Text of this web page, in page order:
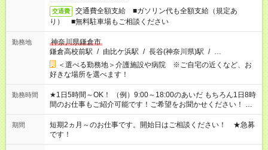
交通費
交通費全額支給 ■ガソリン代も全額支給（規定あ
り） ■無料駐車場もご相談ください
勤務地
神奈川県鎌倉市
鎌倉高校前駅 / 由比ケ浜駅 / 長谷(神奈川県)駅 / …
＜選べる勤務地＞介護施設や病院 ※ご自宅の近くなど、お
好きな場所を選べます！
勤務時間
★1日5時間～OK！ （例）9:00～18:00のあいだ もちろん1日8時
間のお仕事もご紹介可能です！ご希望をお聞かせください！ ★
家庭の都合でお休みが必要な場合も遠慮なくご相談ください。
※週最低15時間以上の勤務が必要です
期間
短期2ヵ月～のお仕事です。開始日はご相談ください！ ★急募
です！